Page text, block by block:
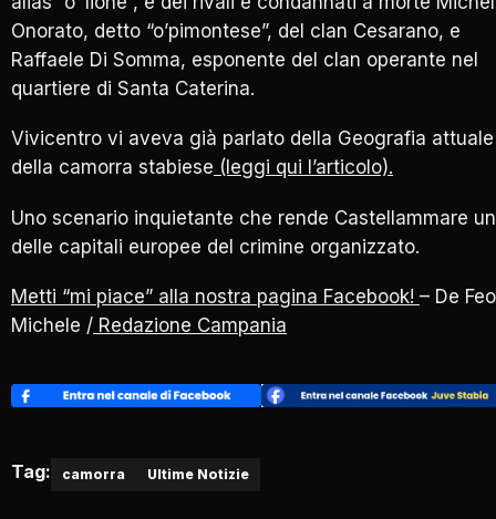
Onorato, detto “o’pimontese”, del clan Cesarano, e
Raffaele Di Somma, esponente del clan operante nel
quartiere di Santa Caterina.
Vivicentro vi aveva già parlato della Geografia attuale
della camorra stabiese (leggi qui l’articolo).
Uno scenario inquietante che rende Castellammare
delle capitali europee del crimine organizzato.
Metti “mi piace” alla nostra pagina Facebook! – De Feo
Michele / Redazione Campania
Tag: camorra Ultime Notizie